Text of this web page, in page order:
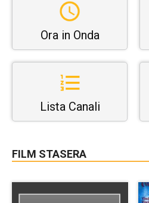
Ora in Onda
Lista Canali
FILM STASERA